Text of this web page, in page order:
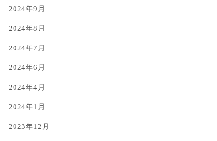
2024年9月
2024年8月
2024年7月
2024年6月
2024年4月
2024年1月
2023年12月